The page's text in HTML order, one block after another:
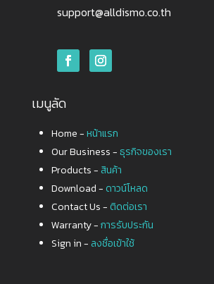
support@alldismo.co.th
เมนูลัด
Home -หน้าแรก
Our Business -ธุรกิจของเรา
Products - สินค้า
Download - ดาวน์โหลด
Contact Us - ติดต่อเรา
Warranty -การรับประกัน
Sign in - ลงชื่อเข้าใช้